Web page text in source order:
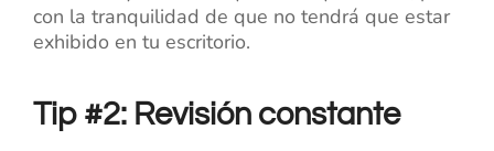
con la tranquilidad de que no tendrá que estar
exhibido en tu escritorio.
Tip #2: Revisión constante